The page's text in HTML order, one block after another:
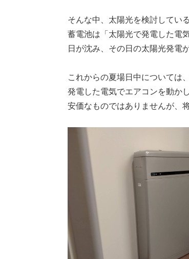
そんな中、太陽光を検討してい
蓄電池は「太陽光で発電した電
日が沈み、その日の太陽光発電
これからの夏場日中については
発電した電気でエアコンを動か
安価なものではありませんが、